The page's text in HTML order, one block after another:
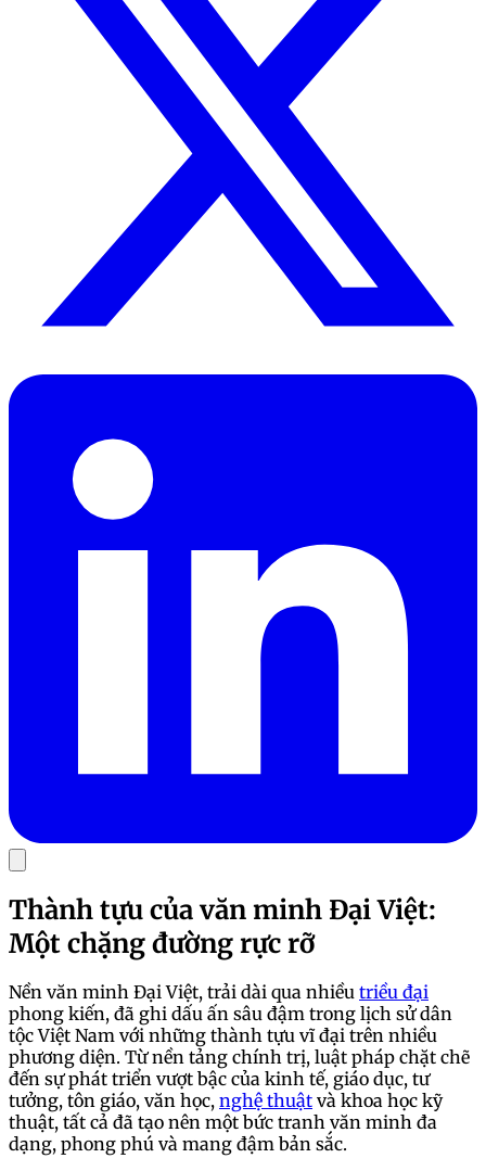
Thành tựu của văn minh Đại Việt:
Một chặng đường rực rỡ
Nền văn minh Đại Việt, trải dài qua nhiều triều đại
phong kiến, đã ghi dấu ấn sâu đậm trong lịch sử dân
tộc Việt Nam với những thành tựu vĩ đại trên nhiều
phương diện. Từ nền tảng chính trị, luật pháp chặt chẽ
đến sự phát triển vượt bậc của kinh tế, giáo dục, tư
tưởng, tôn giáo, văn học, nghệ thuật và khoa học kỹ
thuật, tất cả đã tạo nên một bức tranh văn minh đa
dạng, phong phú và mang đậm bản sắc.